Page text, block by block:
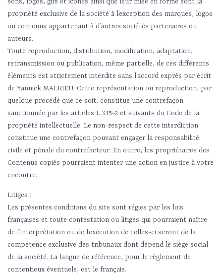
propriété exclusive de la société à l’exception des marques, logos
ou contenus appartenant à d’autres sociétés partenaires ou
auteurs.
Toute reproduction, distribution, modification, adaptation,
retransmission ou publication, même partielle, de ces différents
éléments est strictement interdite sans l’accord exprès par écrit
de Yannick MALRIEU. Cette représentation ou reproduction, par
quelque procédé que ce soit, constitue une contrefaçon
sanctionnée par les articles L.335-2 et suivants du Code de la
propriété intellectuelle. Le non-respect de cette interdiction
constitue une contrefaçon pouvant engager la responsabilité
civile et pénale du contrefacteur. En outre, les propriétaires des
Contenus copiés pourraient intenter une action en justice à votre
encontre.
Litiges :
Les présentes conditions du site sont régies par les lois
françaises et toute contestation ou litiges qui pourraient naître
de l’interprétation ou de l’exécution de celles-ci seront de la
compétence exclusive des tribunaux dont dépend le siège social
de la société. La langue de référence, pour le règlement de
contentieux éventuels, est le français.